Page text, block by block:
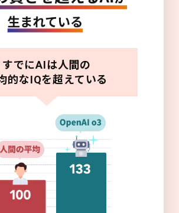
すでにAIは人間の
的なIQを超えている